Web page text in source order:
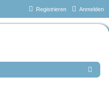
Anmelden
Registrieren